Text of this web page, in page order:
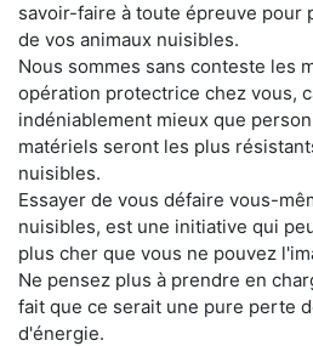
savoir-faire à toute épreuve pour
de vos animaux nuisibles.
Nous sommes sans conteste les
opération protectrice chez vous,
indéniablement mieux que
matériels seront les plus
nuisibles.
Essayer de vous défaire vous-
nuisibles, est une initiative qui
plus cher que vous ne pouvez
Ne pensez plus à prendre en
fait que ce serait une pure perte
d'énergie.